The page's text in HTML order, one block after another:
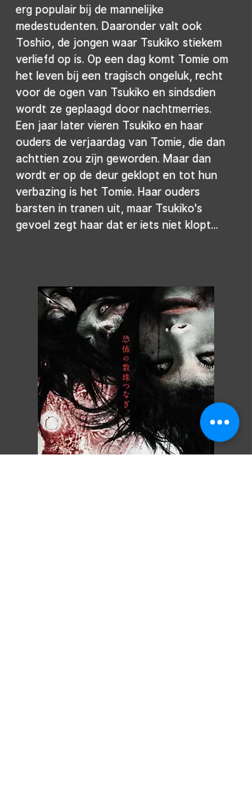
erg populair bij de mannelijke
medestudenten. Daaronder valt ook
Toshio, de jongen waar Tsukiko stiekem
verliefd op is. Op een dag komt Tomie om
het leven bij een tragisch ongeluk, recht
voor de ogen van Tsukiko en sindsdien
wordt ze geplaagd door nachtmerries.
Een jaar later vieren Tsukiko en haar
ouders de verjaardag van Tomie, die dan
achttien zou zijn geworden. Maar dan
wordt er op de deur geklopt en tot hun
verbazing is het Tomie. Haar ouders
barsten in tranen uit, maar Tsukiko's
gevoel zegt haar dat er iets niet klopt...